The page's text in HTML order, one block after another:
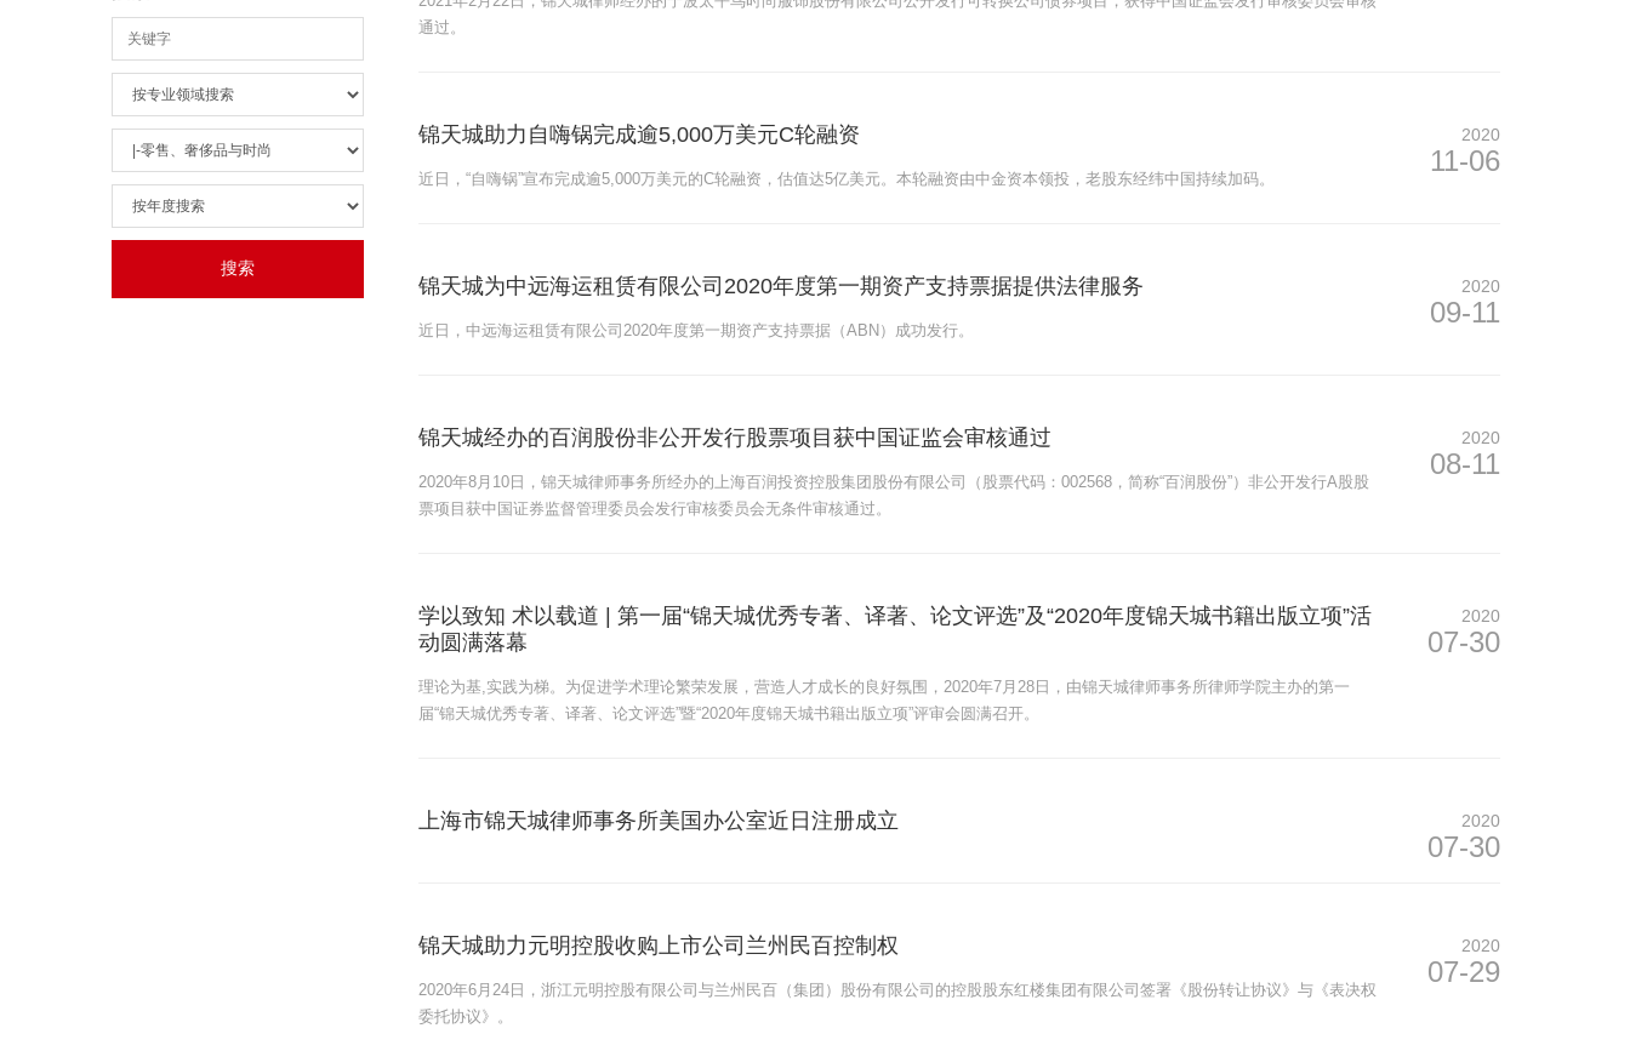
通过。
锦天城助力自嗨锅完成逾5,000万美元C轮融资
近日，“自嗨锅”宣布完成逾5,000万美元的C轮融资，估值达5亿美元。本轮融资由中金资本领投，老股东经纬中国持续加码。
2020
11-06
锦天城为中远海运租赁有限公司2020年度第一期资产支持票据提供法律服务
近日，中远海运租赁有限公司2020年度第一期资产支持票据（ABN）成功发行。
2020
09-11
锦天城经办的百润股份非公开发行股票项目获中国证监会审核通过
2020年8月10日，锦天城律师事务所经办的上海百润投资控股集团股份有限公司（股票代码：002568，简称“百润股份”）非公开发行A股股
票项目获中国证券监督管理委员会发行审核委员会无条件审核通过。
2020
08-11
学以致知 术以载道 | 第一届“锦天城优秀专著、译著、论文评选”及“2020年度锦天城书籍出版立项”活
动圆满落幕
理论为基,实践为梯。为促进学术理论繁荣发展，营造人才成长的良好氛围，2020年7月28日，由锦天城律师事务所律师学院主办的第一
届“锦天城优秀专著、译著、论文评选”暨“2020年度锦天城书籍出版立项”评审会圆满召开。
2020
07-30
上海市锦天城律师事务所美国办公室近日注册成立 2020
07-30
锦天城助力元明控股收购上市公司兰州民百控制权
2020年6月24日，浙江元明控股有限公司与兰州民百（集团）股份有限公司的控股股东红楼集团有限公司签署《股份转让协议》与《表决权
委托协议》。
2020
07-29